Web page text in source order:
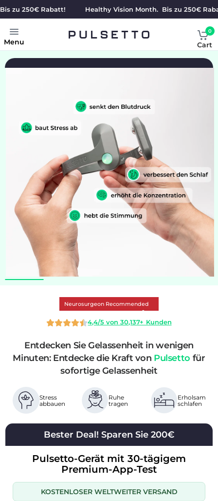
250€ Rabatt! Healthy Vision Month. Bis zu 250€ Rabatt!
Menu
0
Cart
Neurosurgeon Recommended
4,4/5 von 30,137+ Kunden
Entdecken Sie Gelassenheit in wenigen
Minuten: Entdecke die Kraft von Pulsetto für
sofortige Gelassenheit
Stress
abbauen
Ruhe
tragen
Erholsam
schlafen
Bester Deal! Sparen Sie 200€
Pulsetto-Gerät mit 30-tägigem
Premium-App-Test
KOSTENLOSER WELTWEITER VERSAND